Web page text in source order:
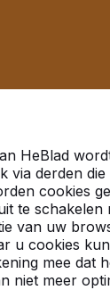
rekening
HeBlad
via derden
cookies
te schakelen
van uw
u cookies
mee dat
niet meer
30.000